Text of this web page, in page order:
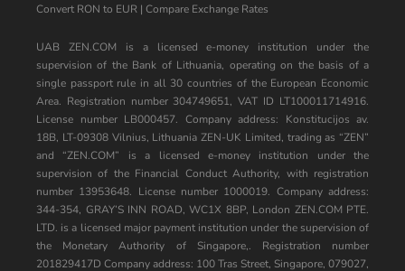
Convert RON to EUR | Compare Exchange Rates
UAB ZEN.COM is a licensed e-money institution under the
supervision of the Bank of Lithuania, operating on the basis of a
single passport rule in all 30 countries of the European Economic
Area. Registration number 304749651, VAT ID LT100011714916.
License number LB000457. Company address: Konstitucijos av.
18B, LT-09308 Vilnius, Lithuania ZEN-UK Limited, trading as “ZEN”
and “ZEN.COM” is a licensed e-money institution under the
supervision of the Financial Conduct Authority, with registration
number 13953648. License number 1000019. Company address:
344-354, GRAY’S INN ROAD, WC1X 8BP, London ZEN.COM PTE.
LTD. is a licensed major payment institution under the supervision of
the Monetary Authority of Singapore,. Registration number
201829417D Company address: 100 Tras Street, Singapore, 079027,